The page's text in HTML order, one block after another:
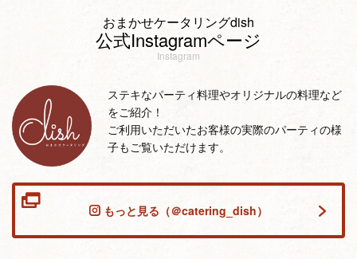
おまかせケータリングdish
公式Instagramページ
Instagram
ステキなパーティ料理やオリジナルの料理など
をご紹介！
ご利用いただいたお客様の実際のパーティの様
子もご覧いただけます。
もっと見る（＠catering_dish）